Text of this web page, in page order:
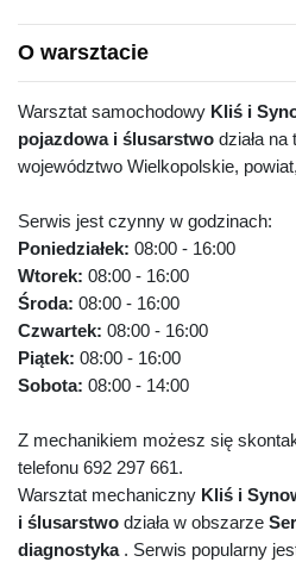
O warsztacie
Warsztat samochodowy Kliś i
pojazdowa i ślusarstwo działa
województwo Wielkopolskie, powiat,
Serwis jest czynny w godzinach:
Poniedziałek: 08:00 - 16:00
Wtorek: 08:00 - 16:00
Środa: 08:00 - 16:00
Czwartek: 08:00 - 16:00
Piątek: 08:00 - 16:00
Sobota: 08:00 - 14:00
Z mechanikiem możesz się
telefonu 692 297 661.
Warsztat mechaniczny Kliś i
i ślusarstwo działa w obszarze
diagnostyka. Serwis popularny